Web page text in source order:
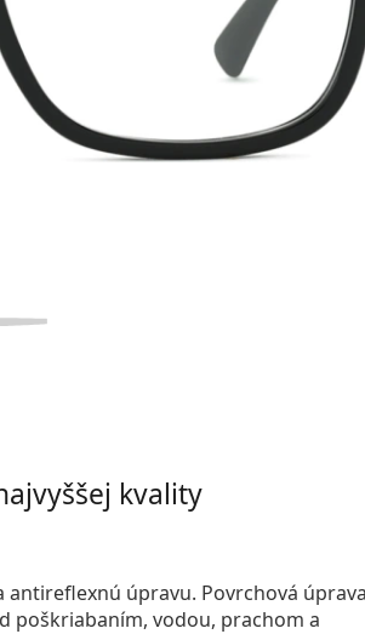
mostíka
kvality
úpravu. Povrchová úprava
poškriabaním, vodou, prachom a